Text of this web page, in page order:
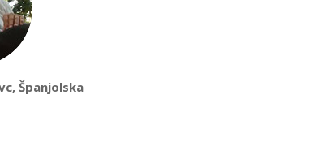
Španjolska